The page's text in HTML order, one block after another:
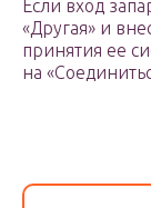
Если вход
«Другая» и
принятия ее
на